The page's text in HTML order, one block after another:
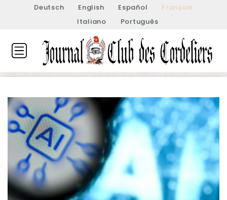
Deutsch English Español
Français
Italiano
Português